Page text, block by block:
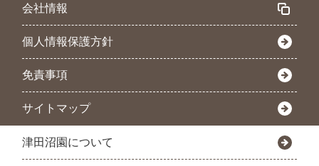
会社情報
個人情報保護方針
免責事項
サイトマップ
津田沼園について